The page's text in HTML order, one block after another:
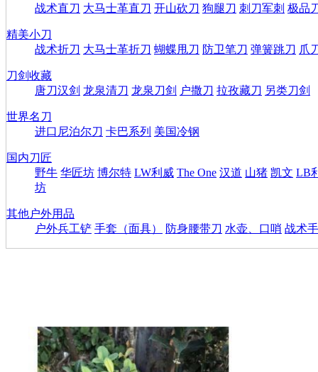
战术直刀 大马士革直刀 开山砍刀 狗腿刀 刺刀军刺 极品
精美小刀
战术折刀 大马士革折刀 蝴蝶甩刀 防卫笔刀 弹簧跳刀 爪
刀剑收藏
唐刀汉剑 龙泉清刀 龙泉刀剑 户撒刀 拉孜藏刀 另类刀剑
世界名刀
进口尼泊尔刀 卡巴系列 美国冷钢
国内刀匠
野牛 华匠坊 博尔特 LW利威 The One 汉道 山猪 凯文 LB
坊
其他户外用品
户外兵工铲 手套（面具） 防身腰带刀 水壶、口哨 战术